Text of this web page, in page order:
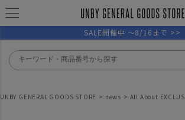
SALE開催中 ～8/16まで >>
UNBY GENERAL GOODS STORE news All About